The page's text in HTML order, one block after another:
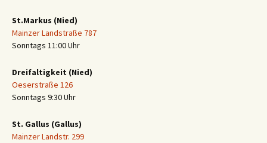
St.Markus (Nied)
Mainzer Landstraße 787
Sonntags 11:00 Uhr
Dreifaltigkeit (Nied)
Oeserstraße 126
Sonntags 9:30 Uhr
St. Gallus (Gallus)
Mainzer Landstr. 299